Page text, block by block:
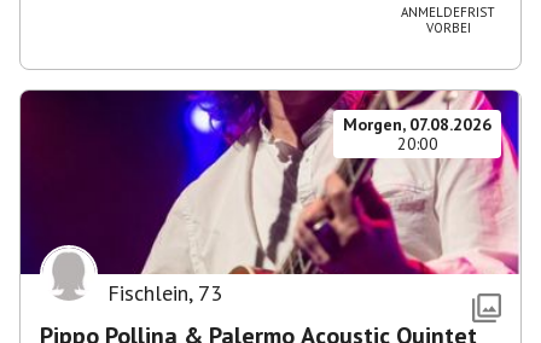
ANMELDEFRIST
VORBEI
Morgen, 07.08.2026
20:00
Fischlein, 73
Pippo Pollina & Palermo Acoustic Quintet